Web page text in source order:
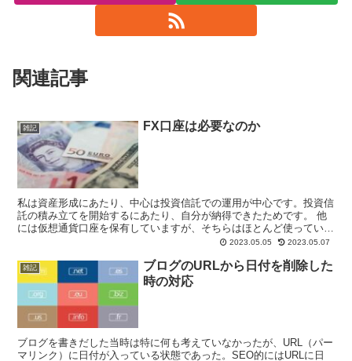
関連記事
雑記 FX口座は必要なのか
私は資産形成にあたり、中心は投資信託での運用が中心です。投資信
託の積み立てを開始するにあたり、自分が納得できたためです。 他
には仮想通貨口座を保有していますが、そちらはほとんど使っていま
せん。開設したらいくらかビットコインをキャッシュバック...
2023.05.05 2023.05.07
雑記
ブログのURLから日付を削除した
時の対応
ブログを書きだした当時は特に何も考えていなかったが、URL（パー
マリンク）に日付が入っている状態であった。SEO的にはURLに日